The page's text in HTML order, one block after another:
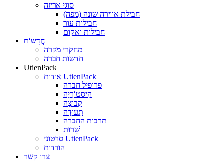
סוגי אריזה
חבילת אווירה שונה (מפה)
חבילות עור
חבילות ואקום
חֲדָשׁוֹת
מחקרי מקרה
חדשות חברה
UtienPack
אודות UtienPack
פרופיל חברה
הִיסטוֹרִיָה
קְבוּצָה
תְעוּדָה
תרבות החברה
שֵׁרוּת
סרטוני UtienPack
הורדות
צרו קשר